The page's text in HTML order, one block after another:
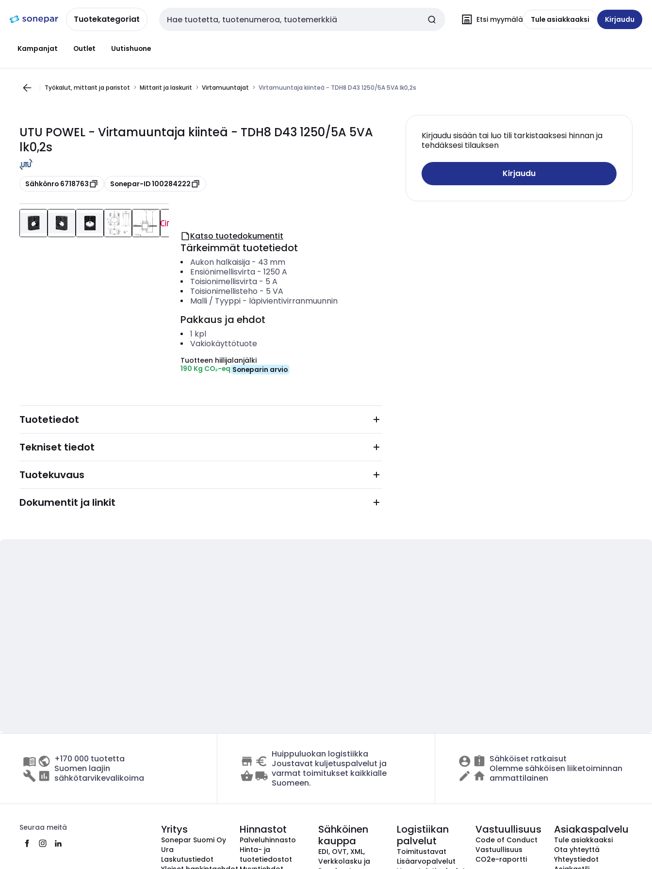
navigointiinsisältöönTuotekategoriat Haku Etsi myymälä Tule asiakkaaksi Kirjaudu
Kampanjat Outlet Uutishuone
Työkalut, mittarit ja paristot Mittarit ja laskurit Virtamuuntajat Virtamuuntaja kiinteä - TDH8 D43 1250/5A 5VA lk0,2s
UTU POWEL - Virtamuuntaja kiinteä - TDH8 D43 1250/5A 5VA
lk0,2s
Kopioi
Sähkönro 6718763 Kopioi
Sonepar-ID 100284222
Kirjaudu sisään tai luo tili tarkistaaksesi hinnan ja
tehdäksesi tilauksen
Kirjaudu
Katso tuotedokumentit
Tärkeimmät tuotetiedot
Aukon halkaisija- 43 mm
Ensiönimellisvirta- 1250 A
Toisionimellisvirta- 5 A
Toisionimellisteho - 5 VA
Malli / Tyyppi- läpivientivirranmuunnin
Pakkaus ja ehdot
1 kpl
Vakiokäyttötuote
Tuotteen hiilijalanjälki
190 Kg CO₂-eq Soneparin arvio
Tuotetiedot
Tekniset tiedot
Tuotekuvaus
Dokumentit ja linkit
+170 000 tuotetta
Suomen laajin
sähkötarvikevalikoima
Huippuluokan logistiikka
Joustavat kuljetuspalvelut ja
varmat toimitukset kaikkialle
Suomeen.
Sähköiset ratkaisut
Olemme sähköisen liiketoiminnan
ammattilainen
Seuraa meitä Yritys
Sonepar Suomi Oy
Ura
Laskutustiedot
Hinnastot
Palveluhinnasto
Hinta- ja
tuotetiedostot
Sähköinen
kauppa
EDI, OVT, XML,
Verkkolasku ja
Logistiikan
palvelut
Toimitustavat
Lisäarvopalvelut
Vastuullisuus
Code of Conduct
Vastuullisuus
CO2e-raportti
Asiakaspalvelu
Tule asiakkaaksi
Ota yhteyttä
Yhteystiedot